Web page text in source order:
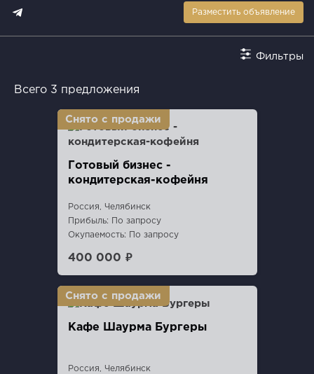
Разместить объявление
Фильтры
Всего 3 предложения
Готовый бизнес -
кондитерская-кофейня
Россия, Челябинск
Прибыль: По запросу
Окупаемость: По запросу
400 000 ₽
Кафе Шаурма Бургеры
Россия, Челябинск